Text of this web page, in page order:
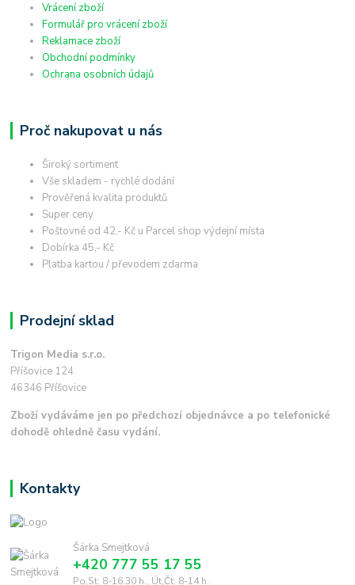
Vrácení zboží
Formulář pro vrácení zboží
Reklamace zboží
Obchodní podmínky
Ochrana osobních údajů
Proč nakupovat u nás
Široký sortiment
Vše skladem - rychlé dodání
Prověřená kvalita produktů
Super ceny
Poštovné od 42,- Kč u Parcel shop výdejní místa
Dobírka 45,- Kč
Platba kartou / převodem zdarma
Prodejní sklad
Trigon Media s.r.o.
Příšovice 124
46346 Příšovice
Zboží vydáváme jen po předchozí objednávce a po telefonické
dohodě ohledně času vydání.
Kontakty
Šárka Smejtková
+420 777 55 17 55
Po,St: 8-16.30 h., Út,Čt: 8-14 h.